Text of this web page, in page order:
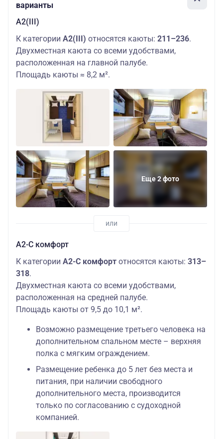
варианты
А2(III)
К категории А2(III) относятся каюты: 211–236.
Двухместная каюта со всеми удобствами,
расположенная на главной палубе.
Площадь каюты ≈ 8,2 м².
Еще 2 фото
А2-С комфорт
К категории А2-С комфорт относятся каюты: 313–
318.
Двухместная каюта со всеми удобствами,
расположенная на средней палубе.
Площадь каюты от 9,5 до 10,1 м².
Возможно размещение третьего человека на
дополнительном спальном месте – верхняя
полка с мягким ограждением.
Размещение ребенка до 5 лет без места и
питания, при наличии свободного
дополнительного места, производится
только по согласованию с судоходной
компанией.